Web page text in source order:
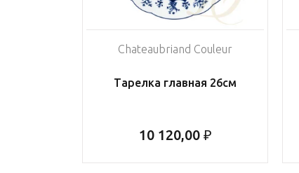
Chateaubriand Couleur
Тарелка главная 26см
10 120,00 ₽